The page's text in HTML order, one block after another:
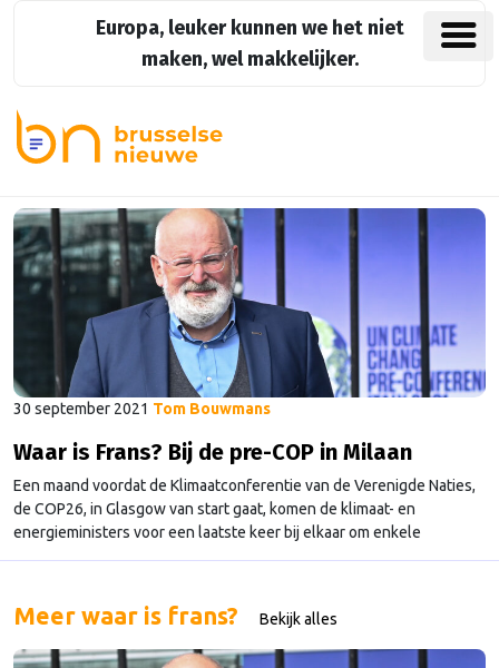
Europa, leuker kunnen we het niet
maken, wel makkelijker.
30 september 2021 Tom Bouwmans
Waar is Frans? Bij de pre-COP in Milaan
Een maand voordat de Klimaatconferentie van de Verenigde Naties,
de COP26, in Glasgow van start gaat, komen de klimaat- en
energieministers voor een laatste keer bij elkaar om enkele
kernpunten te bespreken. Dat doen ze dit jaar op de zogeheten Pre-
Eurocommissaris Frans Timmermans is net aangekomen, …
Continued
Meer waar is frans? Bekijk alles